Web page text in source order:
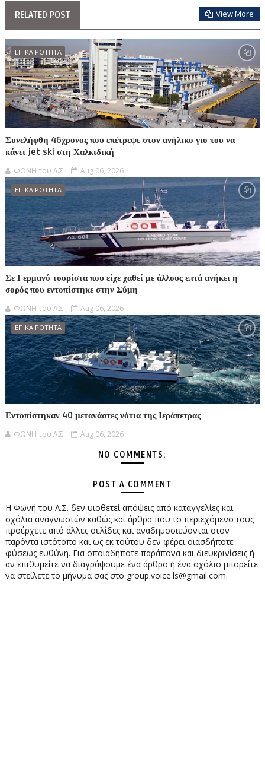
RELATED POST View More
ΕΠΙΚΑΙΡΟΤΗΤΑ
Συνελήφθη 46χρονος που επέτρεψε στον ανήλικο γιο του να
κάνει jet ski στη Χαλκιδική
ΦΩΝΗ του Λ.Σ. Aug 06, 2026
ΕΠΙΚΑΙΡΟΤΗΤΑ
Σε Γερμανό τουρίστα που είχε χαθεί με άλλους επτά ανήκει η
σορός που εντοπίστηκε στην Σύμη
ΦΩΝΗ του Λ.Σ. Aug 06, 2026
ΕΠΙΚΑΙΡΟΤΗΤΑ
Εντοπίστηκαν 40 μετανάστες νότια της Ιεράπετρας
ΦΩΝΗ του Λ.Σ. Aug 06, 2026
NO COMMENTS:
POST A COMMENT
Η Φωνή του Λ.Σ. δεν υιοθετεί απόψεις από καταγγελίες και
σχόλια αναγνωστών καθώς και άρθρα που το περιεχόμενο τους
προέρχετε από άλλες σελίδες και αναδημοσιεύονται στον
παρόντα ιστότοπο και ως εκ τούτου δεν φέρει οιασδήποτε
φύσεως ευθύνη. Για οποιαδήποτε παράπονα και διευκρινίσεις ή
αν επιθυμείτε να διαγράψουμε ένα άρθρο ή ένα σχόλιο μπορείτε
να στείλετε το μήνυμα σας στο group.voice.ls@gmail.com.